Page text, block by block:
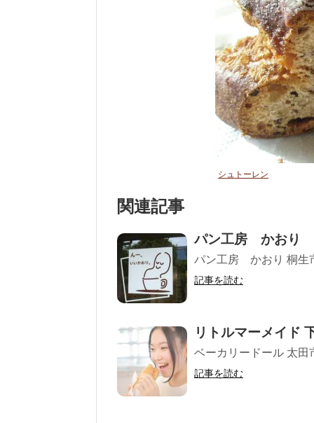
シュトーレン
関連記事
パン工房 かおり
パン工房 かおり 桐生
記事を読む
リトルマーメイド
ベーカリードール 太田
記事を読む